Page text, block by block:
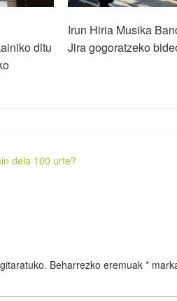
ditu
Irun Hiria Musika
Jira gogoratzeko
dela 100 urte?
Beharrezko eremuak *